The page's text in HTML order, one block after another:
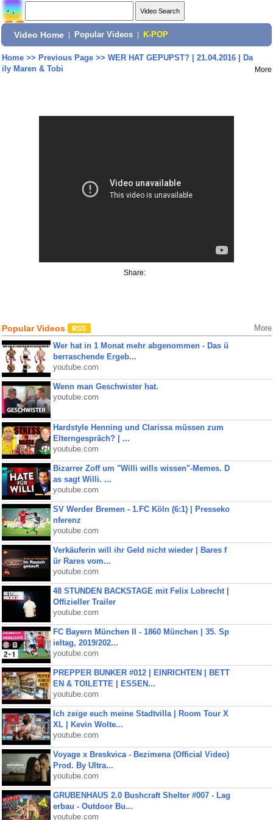
Video Home Popular Videos K-POP
Home>> Previous Page>> WER HAT GEPUPST? | 21.04.2016 | Da
ily Maren & Tobi
More
Share:
Popular Videos More
Wer hat in 1 Monat mehr abgenommen - Das ü
berraschende Ergeb...
youtube.com
Wenn man Geschwister hat.
youtube.com
Hardstyle Henning und Clarissa müssen zum
Elterngespräch? | ...
youtube.com
Bizarrer Zoff um "Willi wills wissen"-Memes. D
as sagt Willi. ...
youtube.com
SV Werder Bremen - 1.FC Köln (6:1) | Presseko
nferenz
youtube.com
Verkäuferin will ihr Geld nicht wieder | Bares f
ür Rares vom...
youtube.com
48 STUNDEN BACKSTAGE mit Felix Lobrecht |
Offizieller Trailer
youtube.com
FC Bayern München II - 1860 München | 35. Sp
ieltag, 2019/202...
youtube.com
PREPPER BUNKER #012 | EINRICHTEN | BETT
EN & TOILETTE | ESSEN...
youtube.com
Ich zeige euch meine Stadtvilla | Room Tour X
XL | Kevin Wolte...
youtube.com
Voyage x Breskvica - Bezimena (Official Video)
Prod. By Ultra...
youtube.com
GRUBENHAUS 2.0 Bushcraft Shelter #007 - Lag
erbau - Outdoor Bu...
youtube.com